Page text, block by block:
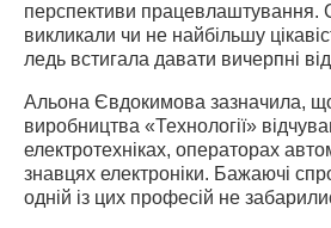
перспективи працевлаштування.
викликали чи не найбільшу
ледь встигала давати вичерпні
Альона Євдокимова зазначила,
виробництва «Технології»
електротехніках, операторах
знавцях електроніки. Бажаючі
одній із цих професій не